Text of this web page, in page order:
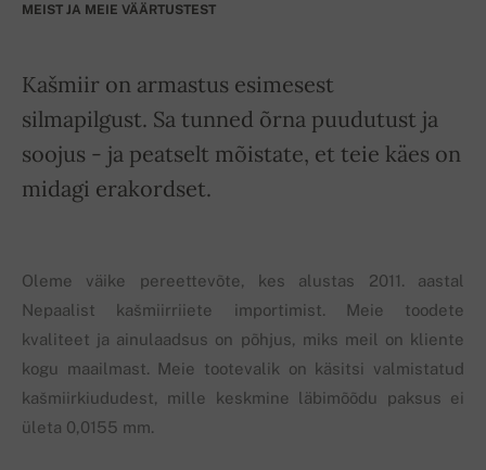
MEIST JA MEIE VÄÄRTUSTEST
Kašmiir on armastus esimesest
silmapilgust. Sa tunned õrna puudutust ja
soojus - ja peatselt mõistate, et teie käes on
midagi erakordset.
Oleme väike pereettevõte, kes alustas 2011. aastal
Nepaalist kašmiirriiete importimist. Meie toodete
kvaliteet ja ainulaadsus on põhjus, miks meil on kliente
kogu maailmast. Meie tootevalik on käsitsi valmistatud
kašmiirkiududest, mille keskmine läbimõõdu paksus ei
ületa 0,0155 mm.